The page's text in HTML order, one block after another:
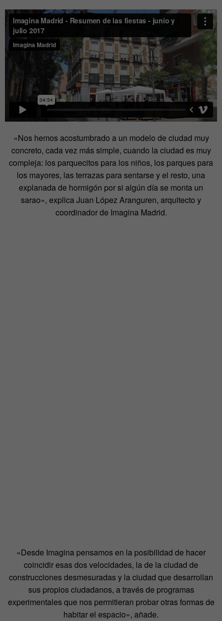
«Nos hemos acostumbrado a un modelo de ciudad muy
concreto, cada vez más simple, cuando la ciudad es muy
compleja: los parquecitos para los niños, los parques para
los mayores, las terrazas para sentarse y el resto, una
explanada de hormigón por si algún día se monta un
sarao», explica Juan López Aranguren, arquitecto y
coordinador de Imagina Madrid.
«Desde Imagina pensamos en la posibilidad de hacer
coincidir esas dos velocidades, la de la ciudad de
construcciones desmesuradas y la ciudad que desarrollan
sus propios ciudadanos, a través de programas
experimentales que nos permitieran probar otras formas de
habitar el espacio», añade.